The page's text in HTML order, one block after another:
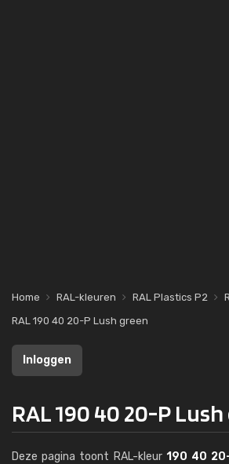
Home RAL-kleuren RAL Plastics P2
RAL 190 40 20-P Lush green
Inloggen
RAL 190 40 20-P
Deze pagina toont RAL-kleur 190 40